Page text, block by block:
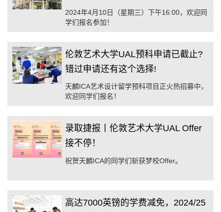
2024年4月10日（星期三）下午16:00，欢迎同
学们报名参加！
伦敦艺术大学UAL预科申请已截止?
错过申请还有这个选择!
天麟ICA艺术设计留学预科项目正火热招募中，
欢迎同学们报名！
录取捷报丨伦敦艺术大学UAL Offer
接不停！
祝贺天麟ICA的同学们斩获梦校Offer。
高达7000英镑的学费减免，2024/25